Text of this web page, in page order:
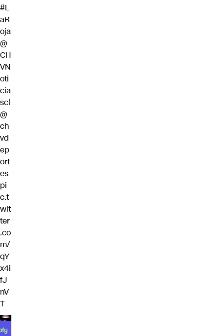
#L
aR
oja
@
CH
VN
oti
cia
scl
@
ch
vd
ep
ort
es
pi
c.t
wit
ter
.co
m/
qY
x4i
fJ
nV
T